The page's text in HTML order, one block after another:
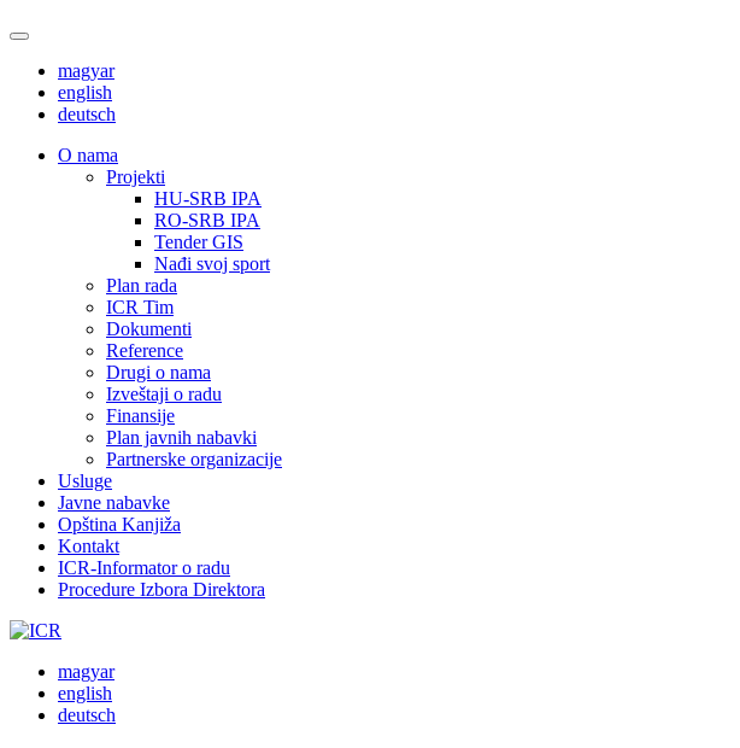
magyar
english
deutsch
О nama
Projekti
HU-SRB IPA
RO-SRB IPA
Tender GIS
Nađi svoj sport
Plan rada
ICR Tim
Dokumenti
Reference
Drugi o nama
Izveštaji o radu
Finansije
Plan javnih nabavki
Partnerske organizacije
Usluge
Javne nabavke
Opština Kanjiža
Kontakt
ICR-Informator o radu
Procedure Izbora Direktora
magyar
english
deutsch